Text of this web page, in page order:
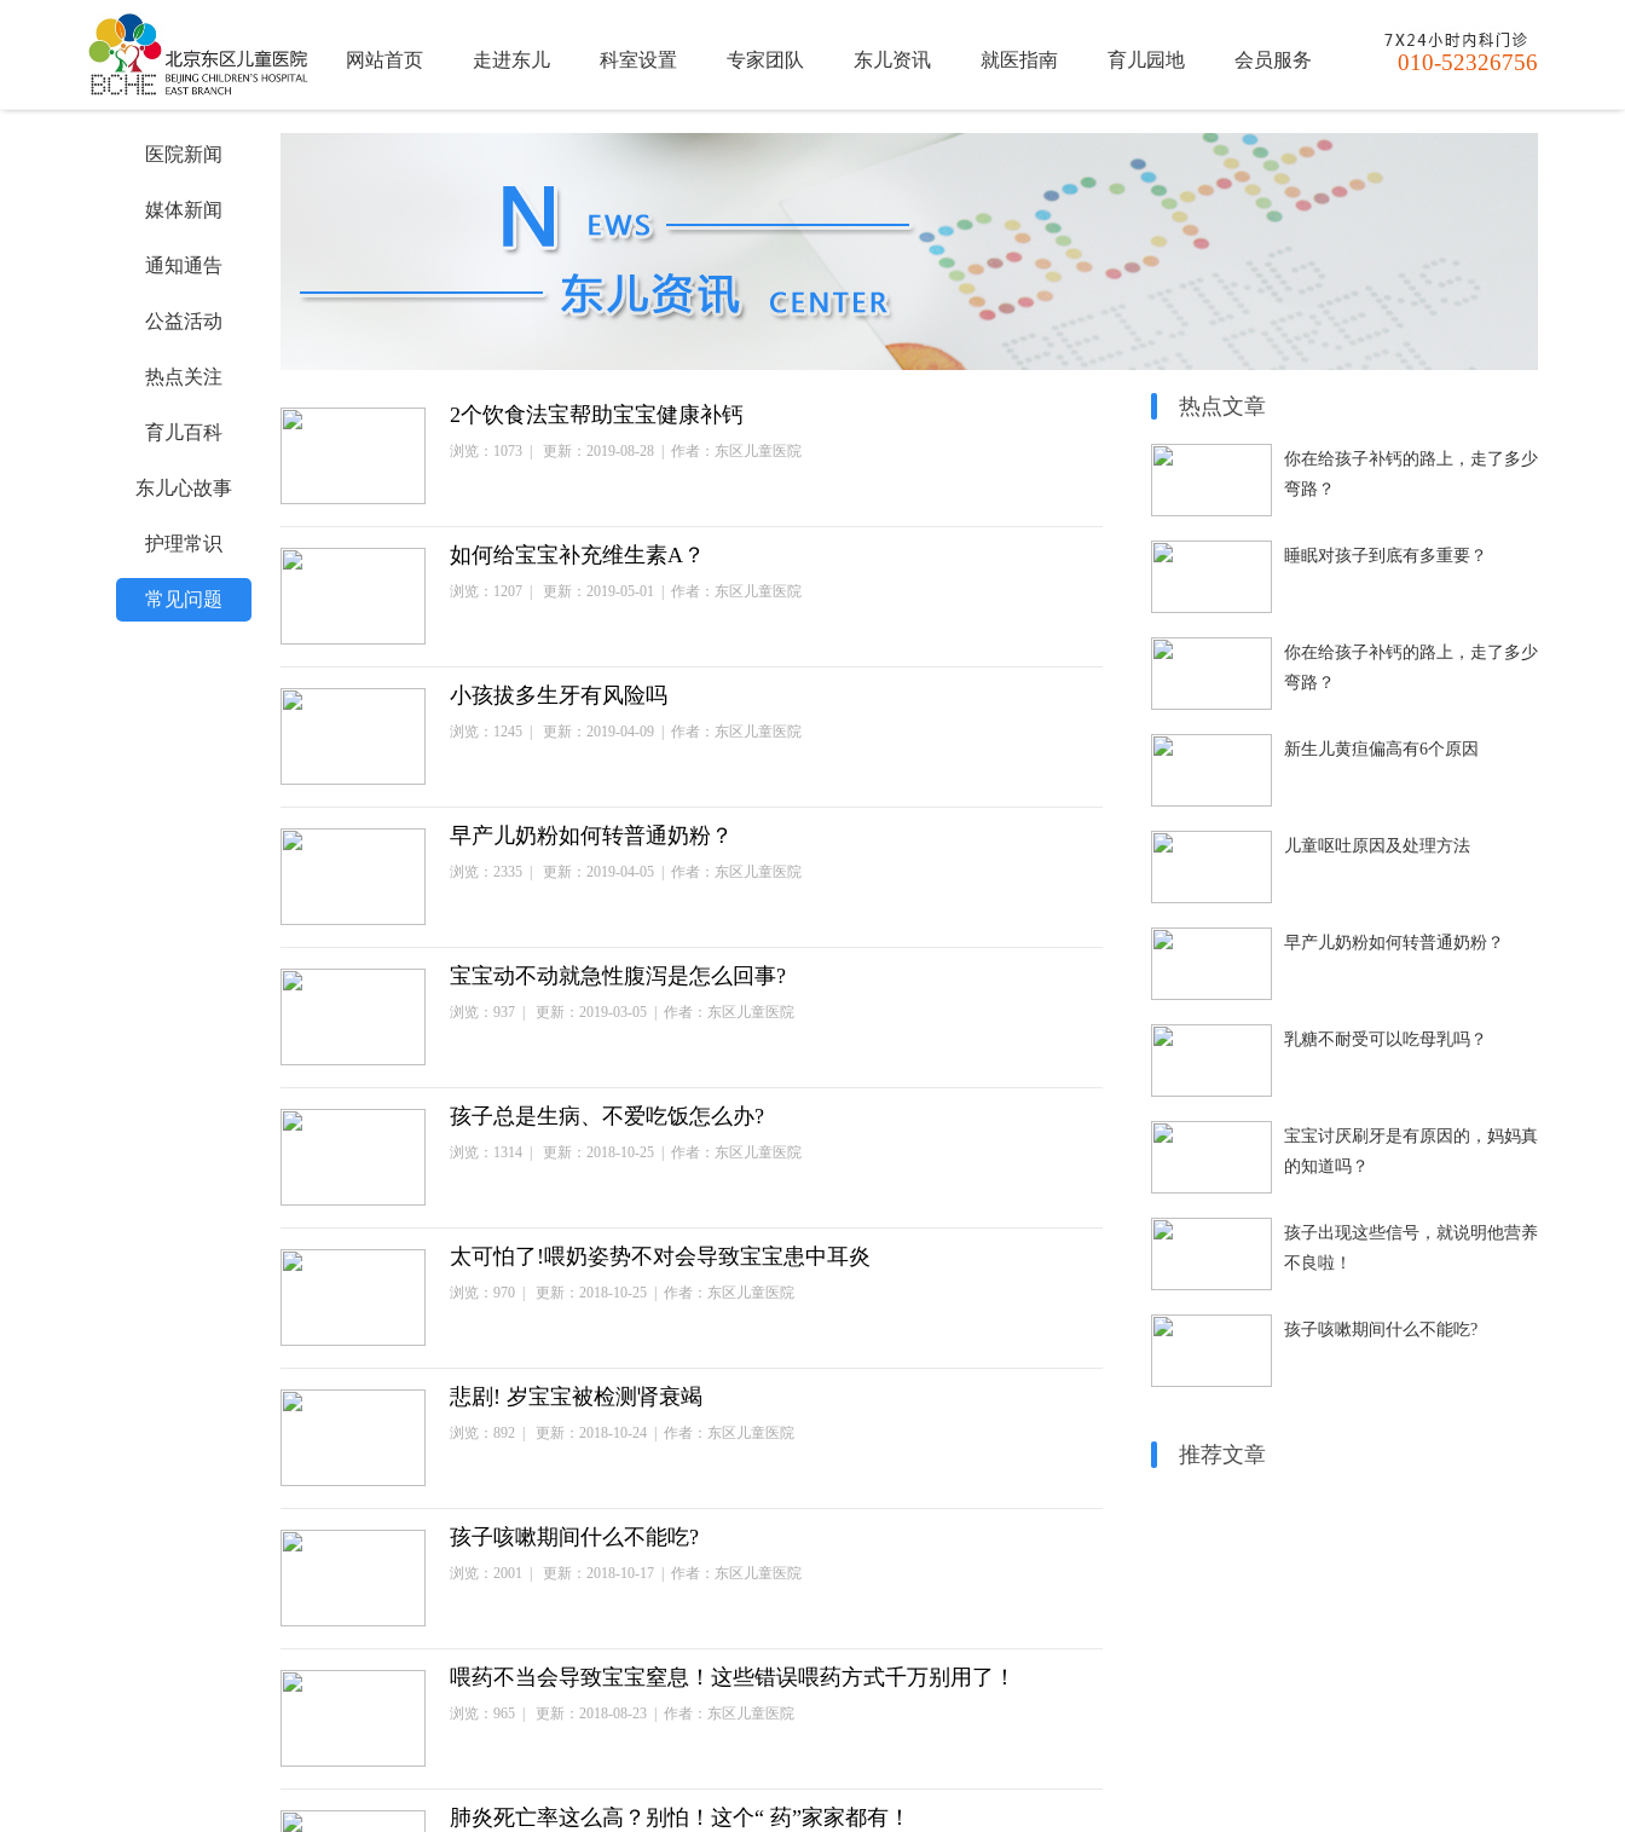
010-52326756
网站首页 走进东儿 科室设置 专家团队 东儿资讯 就医指南 育儿园地 会员服务
医院新闻
媒体新闻
通知通告
公益活动
热点关注
育儿百科
东儿心故事
护理常识
常见问题
2个饮食法宝帮助宝宝健康补钙
浏览：1073 | 更新：2019-08-28 | 作者：东区儿童医院
如何给宝宝补充维生素A？
浏览：1207 | 更新：2019-05-01 | 作者：东区儿童医院
小孩拔多生牙有风险吗
浏览：1245 | 更新：2019-04-09 | 作者：东区儿童医院
早产儿奶粉如何转普通奶粉？
浏览：2335 | 更新：2019-04-05 | 作者：东区儿童医院
宝宝动不动就急性腹泻是怎么回事?
浏览：937 | 更新：2019-03-05 | 作者：东区儿童医院
孩子总是生病、不爱吃饭怎么办?
浏览：1314 | 更新：2018-10-25 | 作者：东区儿童医院
太可怕了!喂奶姿势不对会导致宝宝患中耳炎
浏览：970 | 更新：2018-10-25 | 作者：东区儿童医院
悲剧! 岁宝宝被检测肾衰竭
浏览：892 | 更新：2018-10-24 | 作者：东区儿童医院
孩子咳嗽期间什么不能吃?
浏览：2001 | 更新：2018-10-17 | 作者：东区儿童医院
喂药不当会导致宝宝窒息！这些错误喂药方式千万别用了！
浏览：965 | 更新：2018-08-23 | 作者：东区儿童医院
肺炎死亡率这么高？别怕！这个“ 药”家家都有！
热点文章
你在给孩子补钙的路上，走了多少
弯路？
睡眠对孩子到底有多重要？
你在给孩子补钙的路上，走了多少
弯路？
新生儿黄疸偏高有6个原因
儿童呕吐原因及处理方法
早产儿奶粉如何转普通奶粉？
乳糖不耐受可以吃母乳吗？
宝宝讨厌刷牙是有原因的，妈妈真
的知道吗？
孩子出现这些信号，就说明他营养
不良啦！
孩子咳嗽期间什么不能吃?
推荐文章